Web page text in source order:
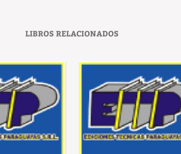
LIBROS RELACIONADOS